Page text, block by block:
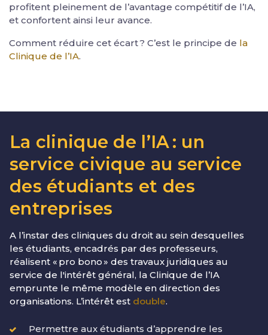
profitent pleinement de l’avantage compétitif de l’IA,
et confortent ainsi leur avance.
Comment réduire cet écart ? C’est le principe de la
Clinique de l’IA.
La clinique de l’IA : un
service civique au service
des étudiants et des
entreprises
A l’instar des cliniques du droit au sein desquelles
les étudiants, encadrés par des professeurs,
réalisent « pro bono » des travaux juridiques au
service de l'intérêt général, la Clinique de l’IA
emprunte le même modèle en direction des
organisations. L’intérêt est double.
Permettre aux étudiants d’apprendre les